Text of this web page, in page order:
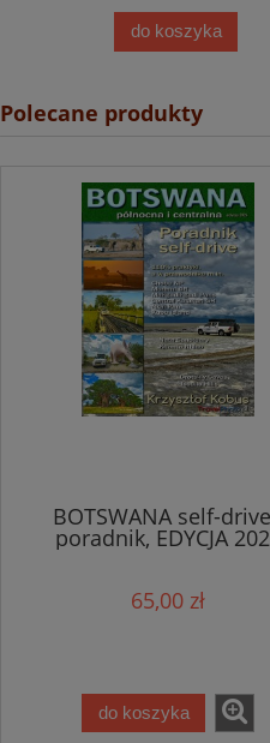
do koszyka
Polecane produkty
BOTSWANA self-
poradnik, EDYCJA
(ebook, EPUB)
65,00 zł
do koszyka